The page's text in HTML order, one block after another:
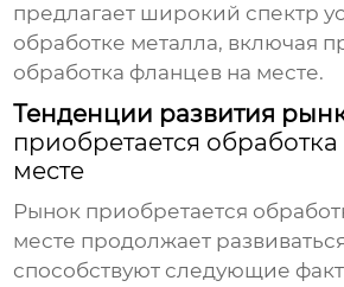
предлагает широкий спектр
обработке металла, включая
обработка фланцев на месте.
Тенденции развития
приобретается
месте
Рынок приобретается
месте продолжает
способствуют следующие